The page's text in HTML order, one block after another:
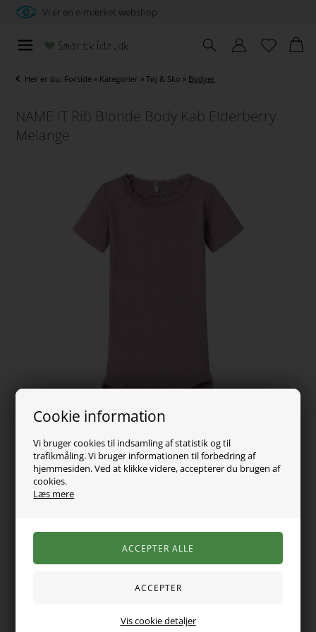
Cookie information
Vi bruger cookies til indsamling af statistik og til
trafikmåling. Vi bruger informationen til forbedring af
hjemmesiden. Ved at klikke videre, accepterer du brugen af
cookies.
Læs mere
Vis cookie detaljer
Vi er en e-mærket webshop
Her er du: Forside » Kategorier »Tøj & Sko » Bodyer
NAME IT Rib Blonde Body Kab Elderberry
Melange
Vælg Størrelse